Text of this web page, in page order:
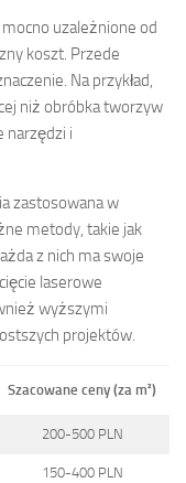
uzależnione od
koszt. Przede
Na przykład,
niż obróbka tworzyw
narzędzi i
zastosowana w
metody, takie jak
z nich ma swoje
laserowe
wyższymi
projektów.
Szacowane ceny (za m²)
200-500 PLN
150-400 PLN